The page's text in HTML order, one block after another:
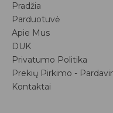
Pradžia
Parduotuvė
Apie Mus
DUK
Privatumo Politika
Prekių Pirkimo -
Kontaktai